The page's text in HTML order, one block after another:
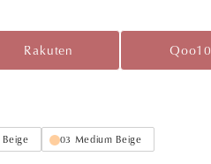
Rakuten Qoo10
Beige 03 Medium Beige